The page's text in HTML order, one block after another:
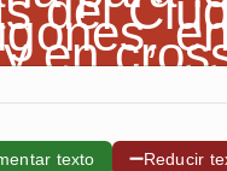
texto ➖Reducir